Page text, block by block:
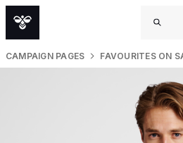
CAMPAIGN PAGES FAVOURITES ON